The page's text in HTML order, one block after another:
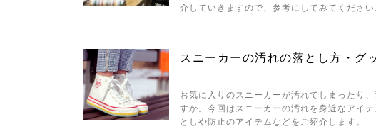
介していきますので、参考にしてみてください
スニーカーの汚れの落とし方・グ
お気に入りのスニーカーが汚れてしまったり
すか。今回はスニーカーの汚れを身近なアイ
としや防止のアイテムなどをご紹介します。